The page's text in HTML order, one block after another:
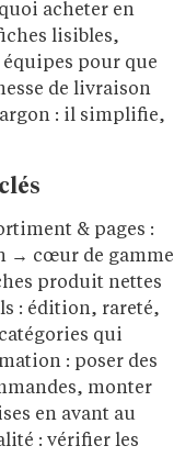
acheter en
lisibles,
pour que
de livraison
: il simplifie,
& pages :
→ cœur de gamme
produit nettes
: édition, rareté,
qui
: poser des
monter
en avant au
: vérifier les